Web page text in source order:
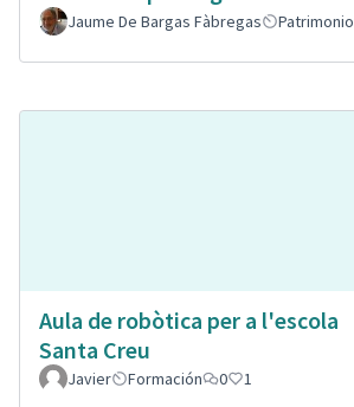
Jaume De Bargas Fàbregas
Patrimonio
Aula de robòtica per a l'escola
Santa Creu
Javier Formación 0 1